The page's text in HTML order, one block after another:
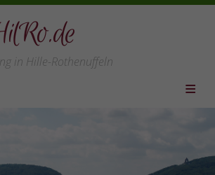
in Hille-Rothenuffeln